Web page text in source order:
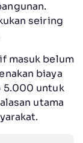
seiring
masuk belum
biaya
5.000 untuk
utama